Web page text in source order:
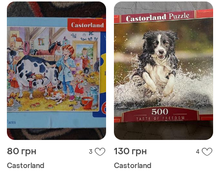
80 грн 3
Castorland
130 грн 4
Castorland